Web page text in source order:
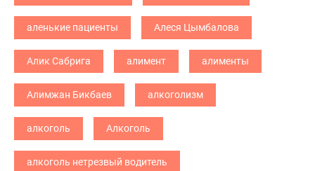
аленькие пациенты Алеся Цымбалова
Алик Сабрига алимент алименты
Алимжан Бикбаев алкоголизм
алкоголь Алкоголь
алкоголь нетрезвый водитель